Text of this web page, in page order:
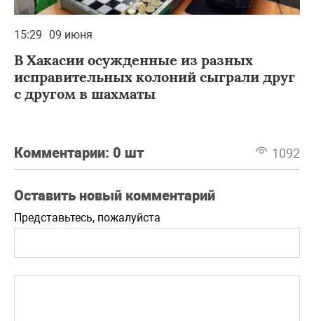
15:29 09 июня
В Хакасии осужденные из разных
исправительных колоний сыграли друг
с другом в шахматы
Комментарии: 0 шт 1092
Оставить новый комментарий
Представьтесь, пожалуйста